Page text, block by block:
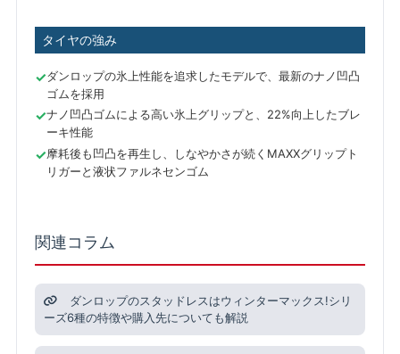
タイヤの強み
ダンロップの氷上性能を追求したモデルで、最新のナノ凹凸
ゴムを採用
ナノ凹凸ゴムによる高い氷上グリップと、22%向上したブレ
ーキ性能
摩耗後も凹凸を再生し、しなやかさが続くMAXXグリップト
リガーと液状ファルネセンゴム
関連コラム
ダンロップのスタッドレスはウィンターマックス!シリ
ーズ6種の特徴や購入先についても解説